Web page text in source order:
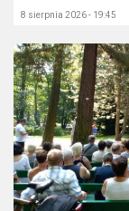
8 sierpnia 2026 - 19:45